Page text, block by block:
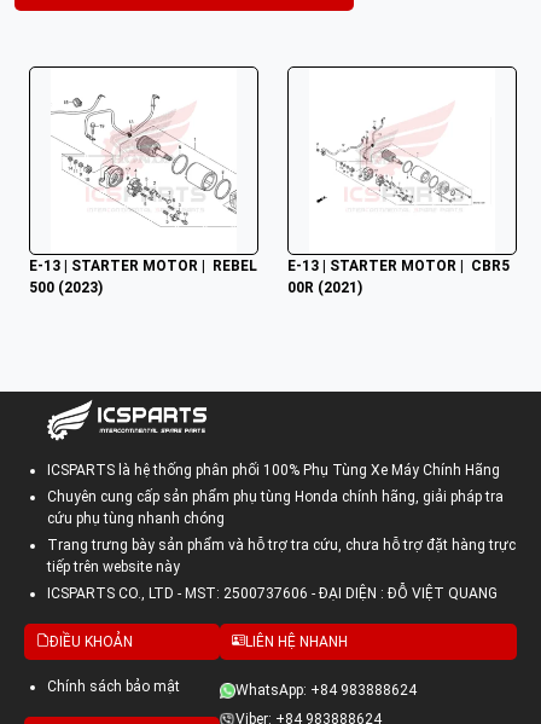
E-13 | STARTER MOTOR |  REBEL
500 (2023)
E-13 | STARTER MOTOR |  CBR5
00R (2021)
ICSPARTS là hệ thống phân phối 100% Phụ Tùng Xe Máy Chính Hãng
Chuyên cung cấp sản phẩm phụ tùng Honda chính hãng, giải pháp tra
cứu phụ tùng nhanh chóng
Trang trưng bày sản phẩm và hỗ trợ tra cứu, chưa hỗ trợ đặt hàng trực
tiếp trên website này
ICSPARTS CO., LTD - MST: 2500737606 - ĐẠI DIỆN : ĐỖ VIỆT QUANG
ĐIỀU KHOẢN
Chính sách bảo mật
LIÊN HỆ NHANH
WhatsApp: +84 983888624
Viber: +84 983888624